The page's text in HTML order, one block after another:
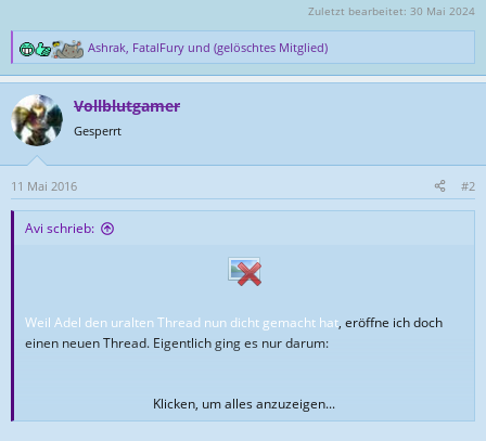
Zuletzt bearbeitet: 30 Mai 2024
R
e
k
t
o
n
e
Ashrak, FatalFury und (gelöschtes Mitglied)
Vollblutgamer
Gesperrt
11 Mai 2016 #2
Avi schrieb:
Weil Adel den uralten Thread nun dicht gemacht hat, eröffne ich doch
einen neuen Thread. Eigentlich ging es nur darum:
Klicken, um alles anzuzeigen...